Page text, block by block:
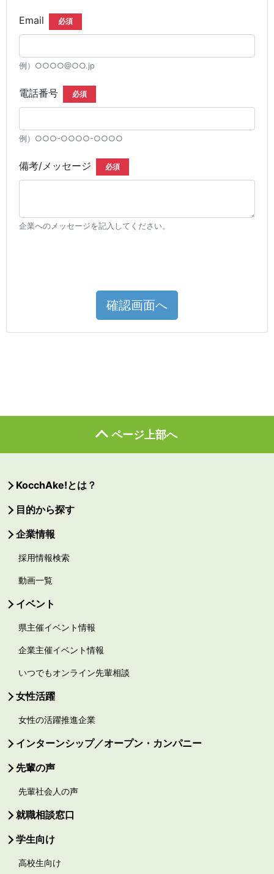
Email 必須
例）○○○○@○○.jp
電話番号 必須
例）○○○-○○○○-○○○○
備考/メッセージ 必須
企業へのメッセージを記入してください。
確認画面へ
ページ上部へ
KocchAke!とは？
目的から探す
企業情報
採用情報検索
動画一覧
イベント
県主催イベント情報
企業主催イベント情報
いつでもオンライン先輩相談
女性活躍
女性の活躍推進企業
インターンシップ／オープン・カンパニー
先輩の声
先輩社会人の声
就職相談窓口
学生向け
高校生向け